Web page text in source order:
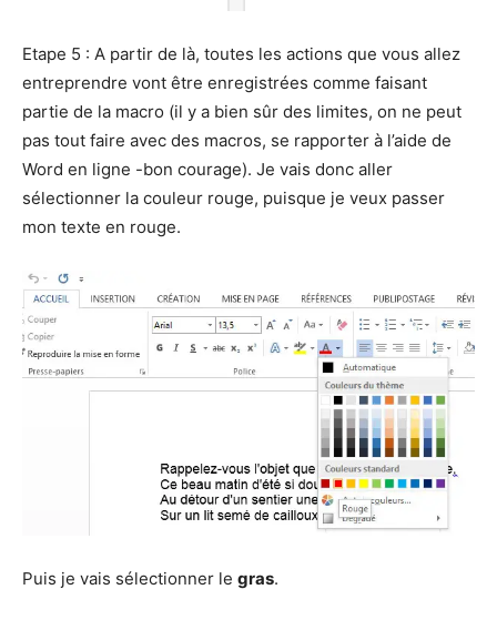
Etape 5 : A partir de là, toutes les actions que vous allez
entreprendre vont être enregistrées comme faisant
partie de la macro (il y a bien sûr des limites, on ne peut
pas tout faire avec des macros, se rapporter à l’aide de
Word en ligne -bon courage). Je vais donc aller
sélectionner la couleur rouge, puisque je veux passer
mon texte en rouge.
Puis je vais sélectionner le gras.